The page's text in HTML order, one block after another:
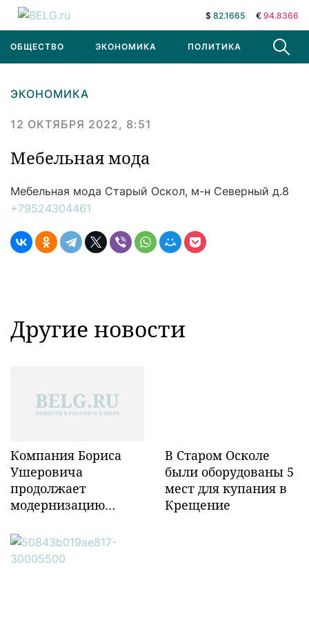
$ 82.1665 € 94.8366
ОБЩЕСТВО ЭКОНОМИКА ПОЛИТИКА В МИРЕ
ЭКОНОМИКА
12 ОКТЯБРЯ 2022, 8:51
Мебельная мода
Мебельная мода Старый Оскол, м-н Северный д.8
+79524304461
Другие новости
Компания Бориса
Ушеровича
продолжает
модернизацию
инфраструктуры в
Забайкалье
В Старом Осколе
были оборудованы 5
мест для купания в
Крещение